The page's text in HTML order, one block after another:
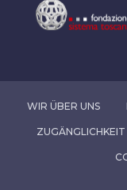
WIR ÜBER UNS
ZUGÄNGLICHKEIT